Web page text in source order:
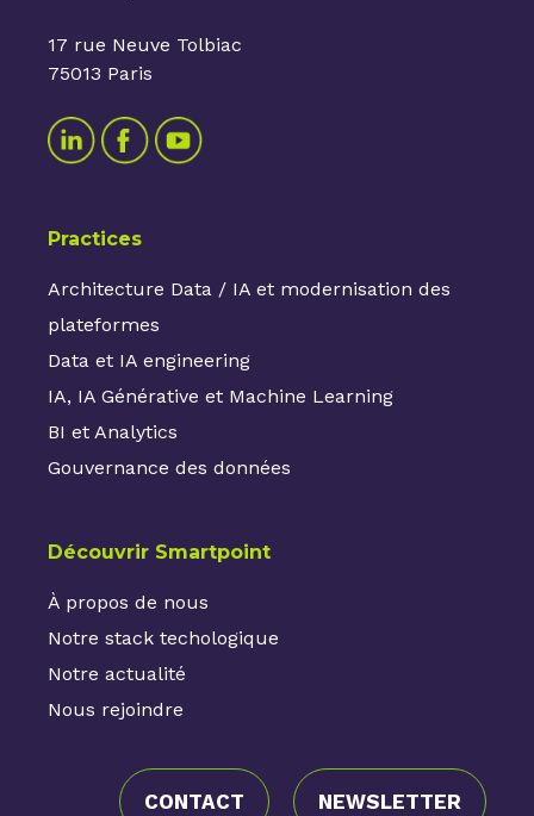
17 rue Neuve Tolbiac
75013 Paris
Practices
Architecture Data / IA et modernisation des
plateformes
Data et IA engineering
IA, IA Générative et Machine Learning
BI et Analytics
Gouvernance des données
Découvrir Smartpoint
À propos de nous
Notre stack techologique
Notre actualité
Nous rejoindre
CONTACT NEWSLETTER